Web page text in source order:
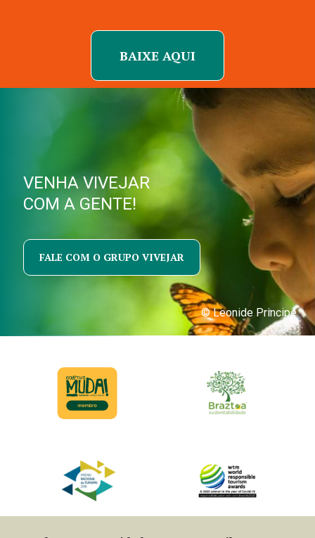
BAIXE AQUI
VENHA VIVEJAR
COM A GENTE!
FALE COM O GRUPO VIVEJAR
© Leonide Principe